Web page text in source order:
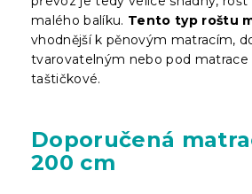
malého balíku. Tento typ roštu
vhodnější k pěnovým matracím,
tvarovatelným nebo pod matrace
taštičkové.
Doporučená
200 cm